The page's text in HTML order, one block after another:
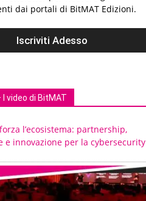
dai portali di BitMAT Edizioni.
I video di BitMAT
l’ecosistema: partnership,
e innovazione per la cybersecurity